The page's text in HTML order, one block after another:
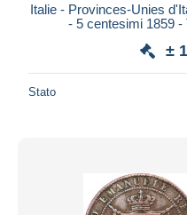
Italie - Provinces-Unies
- 5 centesimi 1859
±
Stato